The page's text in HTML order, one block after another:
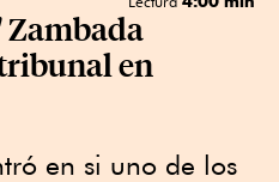
Zambada
en
en si uno de los